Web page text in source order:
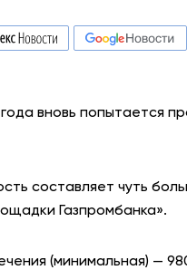
ВОПРОС-
вновь попытается
составляет чуть
Газпромбанка».
(минимальная) —